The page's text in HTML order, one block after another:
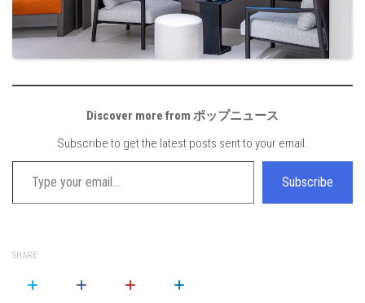
Discover more from ポップニュース
Subscribe to get the latest posts sent to your email.
Type your email…
Subscribe
SHARE